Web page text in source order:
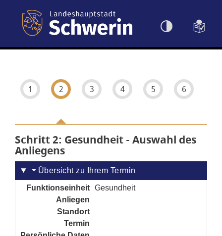
1 2 3 4 5 6
Schritt 2von 6
: Gesundheit - Auswahl des
Anliegens
Übersicht zu Ihrem Termin
Funktionseinheit Gesundheit
Anliegen
Standort
Termin